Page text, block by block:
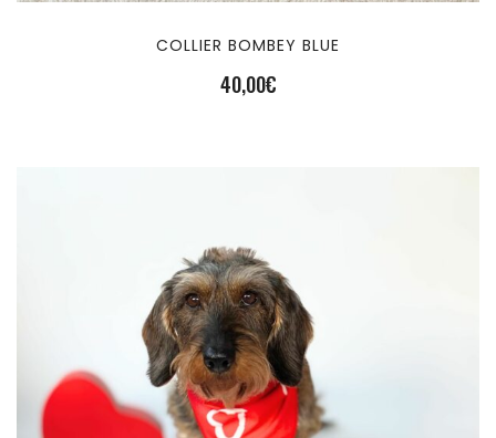
COLLIER BOMBEY BLUE
40,00€